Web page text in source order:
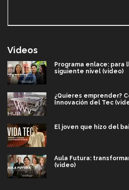
Videos
Programa enlace: para
siguiente nivel (video)
¿Quieres emprender?
Innovación del Tec
El joven que hizo del
Aula Futura:
(video)